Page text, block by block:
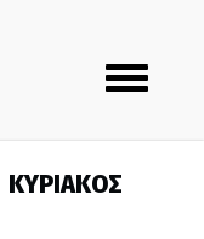
Toggle
navigation
ΚΥΡΙΑΚΟΣ